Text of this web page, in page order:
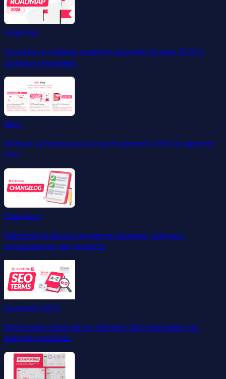
Roadmap
Consulta el roadmap completo de producto para 2026 y
próximas novedades.
Blog
Noticias y recursos para llevar tu proyecto SEO al siguiente
nivel.
Changelog
Mantente al día con las nuevas funciones, mejoras y
actualizaciones del producto.
Diccionario SEO
Definiciones claras de los términos SEO esenciales con
ejemplos prácticos.